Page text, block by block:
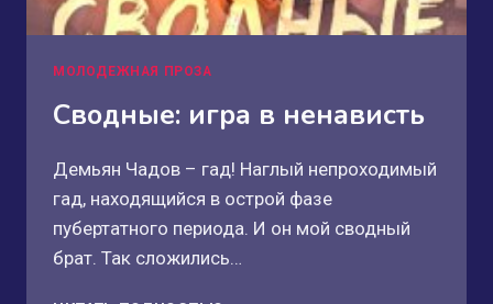
МОЛОДЕЖНАЯ ПРОЗА
Сводные: игра в ненависть
Демьян Чадов – гад! Наглый непроходимый
гад, находящийся в острой фазе
пубертатного периода. И он мой сводный
брат. Так сложились…